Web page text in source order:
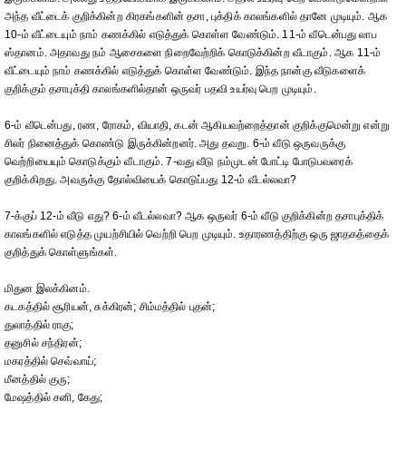
அந்த வீட்டைக் குறிக்கின்ற கிரகங்களின் தசா, புக்திக் காலங்களில் தானே முடியும். ஆக
10-ம் வீட்டையும் நாம் கணக்கில் எடுத்துக் கொள்ள வேண்டும். 11-ம் வீடென்பது லாப
ஸ்தானம். அதாவது நம் ஆசைகளை நிறைவேற்றிக் கொடுக்கின்ற வீடாகும். ஆக 11-ம்
வீட்டையும் நாம் கணக்கில் எடுத்துக் கொள்ள வேண்டும். இந்த நான்கு வீடுகளைக்
குறிக்கும் தசாபுக்தி காலங்களில்தான் ஒருவர் பதவி உயர்வு பெற முடியும்.
6-ம் வீடென்பது, ரண, ரோகம், வியாதி, கடன் ஆகியவற்றைத்தான் குறிக்குமென்று என்று
சிலர் நினைத்துக் கொண்டு இருக்கின்றனர். அது தவறு. 6-ம் வீடு ஒருவருக்கு
வெற்றியையும் கொடுக்கும் வீடாகும். 7-வது வீடு நம்முடன் போட்டி போடுபவரைக்
குறிக்கிறது. அவருக்கு தோல்வியைக் கொடுப்பது 12-ம் வீடல்லவா?
7-க்குப் 12-ம் வீடு எது? 6-ம் வீடல்லவா? ஆக ஒருவர் 6-ம் வீடு குறிக்கின்ற தசாபுக்திக்
காலங்களில் எடுத்த முயற்சியில் வெற்றி பெற முடியும். உதாரணத்திற்கு ஒரு ஜாதகத்தைக்
குறித்துக் கொள்ளுங்கள்.
மிதுன இலக்கினம்.
கடகத்தில் சூரியன், சுக்கிரன்; சிம்மத்தில் புதன்;
துலாத்தில் ராகு;
தனுசில் சந்திரன்;
மகரத்தில் செவ்வாய்;
மீனத்தில் குரு;
மேஷத்தில் சனி, கேது;